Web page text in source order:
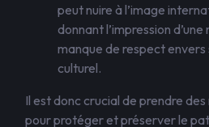
peut nuire à l’image
donnant l’impression d’une
manque de respect
culturel.
Il est donc crucial de prendre
pour protéger et préserver le